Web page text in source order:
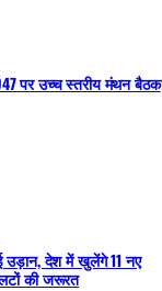
पर उच्च स्तरीय मंथन बैठक
उड़ान, देश में खुलेंगे 11 नए
की जरूरत